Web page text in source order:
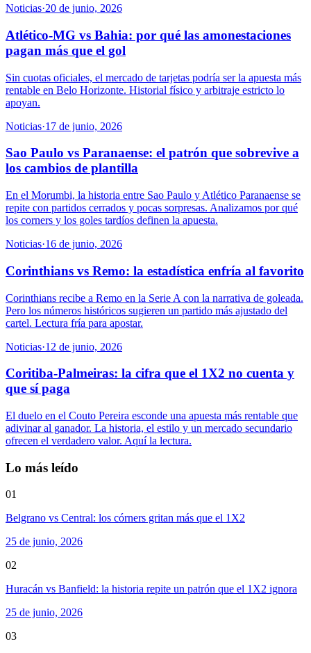
Noticias·20 de junio, 2026
Atlético-MG vs Bahia: por qué las amonestaciones
pagan más que el gol
Sin cuotas oficiales, el mercado de tarjetas podría ser la apuesta más
rentable en Belo Horizonte. Historial físico y arbitraje estricto lo
apoyan.
Noticias·17 de junio, 2026
Sao Paulo vs Paranaense: el patrón que sobrevive a
los cambios de plantilla
En el Morumbi, la historia entre Sao Paulo y Atlético Paranaense se
repite con partidos cerrados y pocas sorpresas. Analizamos por qué
los corners y los goles tardíos definen la apuesta.
Noticias·16 de junio, 2026
Corinthians vs Remo: la estadística enfría al favorito
Corinthians recibe a Remo en la Serie A con la narrativa de goleada.
Pero los números históricos sugieren un partido más ajustado del
cartel. Lectura fría para apostar.
Noticias·12 de junio, 2026
Coritiba-Palmeiras: la cifra que el 1X2 no cuenta y
que sí paga
El duelo en el Couto Pereira esconde una apuesta más rentable que
adivinar al ganador. La historia, el estilo y un mercado secundario
ofrecen el verdadero valor. Aquí la lectura.
Lo más leído
01
Belgrano vs Central: los córners gritan más que el 1X2
25 de junio, 2026
02
Huracán vs Banfield: la historia repite un patrón que el 1X2 ignora
25 de junio, 2026
03